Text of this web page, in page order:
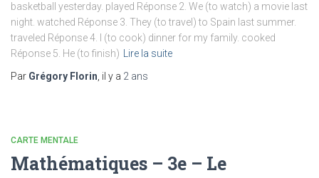
basketball yesterday. played Réponse 2. We (to watch) a movie last
night. watched Réponse 3. They (to travel) to Spain last summer.
traveled Réponse 4. I (to cook) dinner for my family. cooked
Réponse 5. He (to finish)
Lire la suite
Par Grégory Florin , il y a 2 ans
CARTE MENTALE
Mathématiques – 3e – Le